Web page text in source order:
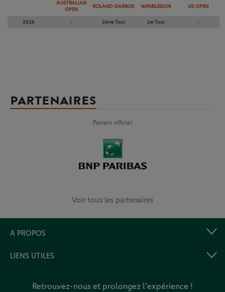
AUSTRALIAN
OPEN
ROLAND GARROS WIMBLEDON US OPEN
2026 - 2ème Tour 1er Tour -
PARTENAIRES
Parrain officiel
Voir tous les partenaires
A PROPOS
LIENS UTILES
Retrouvez-nous et prolongez l’expérience !